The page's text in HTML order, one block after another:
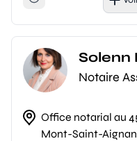
Solenn
Notaire
Office notarial au
Mont-Saint-Aignan